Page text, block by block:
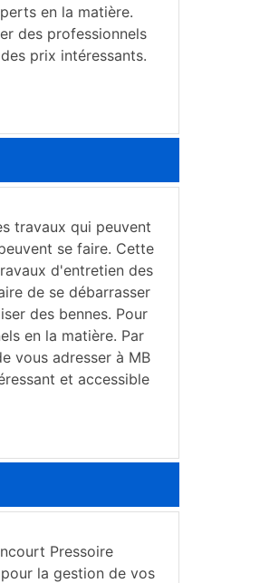
en la matière.
des professionnels
prix intéressants.
travaux qui peuvent
se faire. Cette
d'entretien des
de se débarrasser
des bennes. Pour
en la matière. Par
vous adresser à MB
et accessible
Pressoire
la gestion de vos